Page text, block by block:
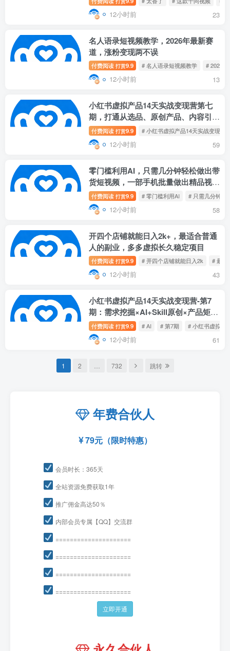
12小时前 23
名人语录短视频教学，2026年最新赛
道，涨粉变现两不误
付费阅读 打赏9.9 # 名人语录短视频教学 # 2026
12小时前 13
小红书虚拟产品14天实战变现营第七
期，打通从选品、原创产品、内容引流
到多渠道成交全链路
付费阅读 打赏9.9 # 小红书虚拟产品14天实战变现营
12小时前 59
零门槛利用AI，只需几分钟轻松做出带
货短视频，一部手机批量做出精品视
频，月入万元
付费阅读 打赏9.9 # 零门槛利用AI # 只需几分钟轻
12小时前 58
开四个店铺就能日入2k+，最适合普通
人的副业，多多虚拟长久稳定项目
付费阅读 打赏9.9 # 开四个店铺就能日入2k # 最适
12小时前 43
小红书虚拟产品14天实战变现营-第7
期：需求挖掘×AI+Skill原创×产品矩阵
×内容笔记×一人公司进阶×全链路
付费阅读 打赏9.9 # AI # 第7期 # 小红书虚拟产
12小时前 61
1 2 732 跳转
年费合伙人
79元（限时特惠）
会员时长：365天
全站资源免费获取1年
推广佣金高达50％
内部会员专属【QQ】交流群
=====================
=====================
=====================
=====================
立即开通